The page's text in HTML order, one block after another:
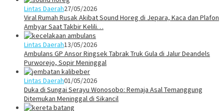
Lintas Daerah27/05/2026
Viral Rumah Rusak Akibat Sound Horeg di Jepara, Kaca dan Plafon
Ambyar Saat Takbir Kelili…
Lintas Daerah13/05/2026
Ambulans GP Ansor Ringsek Tabrak Truk Gula di Jalur Deandels
Purworejo, Sopir Meninggal
Lintas Daerah01/05/2026
Duka di Sungai Serayu Wonosobo: Remaja Asal Temanggung
Ditemukan Meninggal di Sikancil